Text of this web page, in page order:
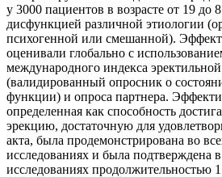
у 3000 пациентов в возрасте от 19 до
дисфункцией различной этиологии
психогенной или смешанной).
оценивали глобально с
международного индекса
(валидированный опросник о
функции) и опроса партнера.
определенная как способность
эрекцию, достаточную для
акта, была продемонстрирована во
исследованиях и была подтверждена
исследованиях продолжительностью